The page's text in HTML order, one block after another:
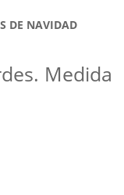
DE NAVIDAD
Medida